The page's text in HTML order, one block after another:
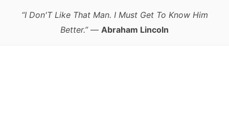
“I Don'T Like That Man. I Must Get To Know Him
Better.”— Abraham Lincoln